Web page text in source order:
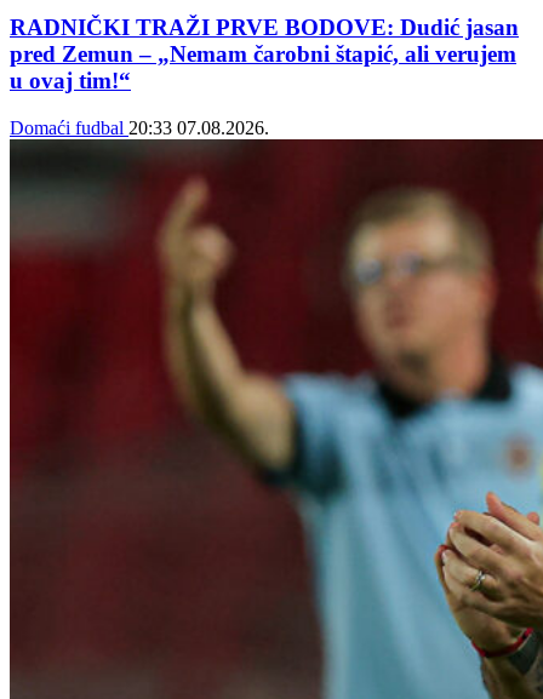
RADNIČKI TRAŽI PRVE BODOVE: Dudić jasan
pred Zemun – „Nemam čarobni štapić, ali verujem
u ovaj tim!“
Domaći fudbal 20:33 07.08.2026.